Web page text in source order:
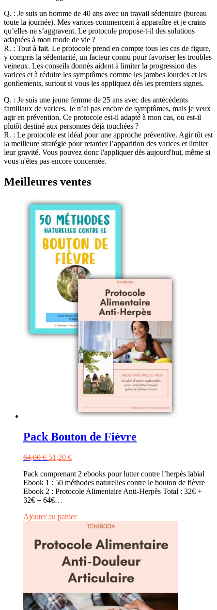
Q. : Je suis un homme de 40 ans avec un travail sédentaire (bureau
toute la journée). Mes varices commencent à apparaître et je crains
qu’elles ne s’aggravent. Le protocole propose-t-il des solutions
adaptées à mon mode de vie ?
R. : Tout à fait. Le protocole prend en compte tous les cas de figure,
y compris la sédentarité, un facteur connu pour favoriser les troubles
veineux. Les conseils donnés aident à limiter la progression des
varices et à réduire les symptômes comme les jambes lourdes et les
gonflements, surtout si vous les appliquez dès les premiers signes.
Q. : Je suis une jeune femme de 25 ans avec des antécédents
familiaux de varices. Je n’ai pas encore de symptômes, mais je veux
agir en prévention. Ce protocole est-il adapté à mon cas, ou est-il
plutôt destiné aux personnes déjà touchées ?
R. : Le protocole est idéal pour une approche préventive. Agir tôt est
la meilleure stratégie pour retarder l’apparition des varices et limiter
leur gravité. Vous pouvez donc l'appliquer dès aujourd'hui, même si
vous n'êtes pas encore concernée.
Meilleures ventes
Pack Bouton de Fièvre
64,00€ Le
initial
était :
64,00 €.
51,20 €Le
actuel
est :
51,20 €.
Pack comprenant 2 ebooks pour lutter contre l’herpès labial
Ebook 1 : 50 méthodes naturelles contre le bouton de fièvre
Ebook 2 : Protocole Alimentaire Anti-Herpès Total : 32€ +
32€ = 64€…
Ajouter au panier